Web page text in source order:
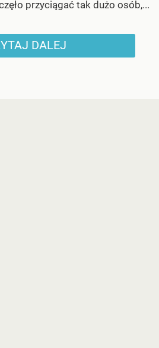
przyciągać tak dużo osób,...
DALEJ